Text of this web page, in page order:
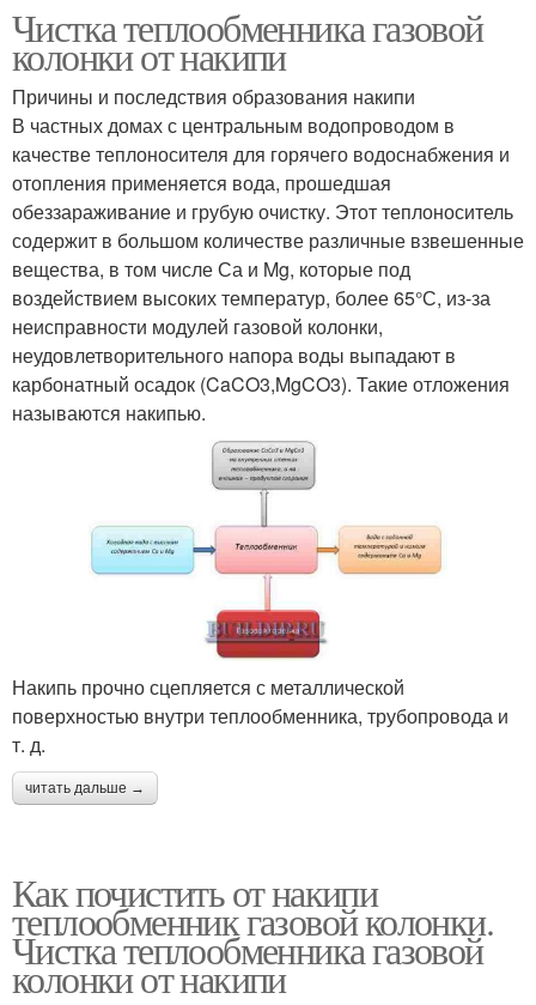
Чистка теплообменника газовой
колонки от накипи
Причины и последствия образования накипи
В частных домах с центральным водопроводом в
качестве теплоносителя для горячего водоснабжения и
отопления применяется вода, прошедшая
обеззараживание и грубую очистку. Этот теплоноситель
содержит в большом количестве различные взвешенные
вещества, в том числе Са и Mg, которые под
воздействием высоких температур, более 65°С, из-за
неисправности модулей газовой колонки,
неудовлетворительного напора воды выпадают в
карбонатный осадок (CaCO3,MgCO3). Такие отложения
называются накипью.
Накипь прочно сцепляется с металлической
поверхностью внутри теплообменника, трубопровода и
т. д.
читать дальше →
Как почистить от накипи
теплообменник газовой колонки.
Чистка теплообменника газовой
колонки от накипи